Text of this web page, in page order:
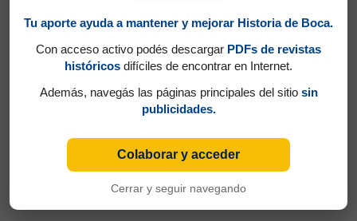
Tu aporte ayuda a mantener y mejorar Historia de Boca.
Con acceso activo podés descargar PDFs de revistas
históricos difíciles de encontrar en Internet.
Además, navegás las páginas principales del sitio sin
publicidades.
Colaborar y acceder
Cerrar y seguir navegando